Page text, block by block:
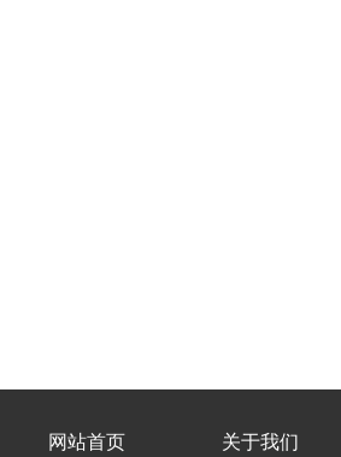
网站首页 关于我们